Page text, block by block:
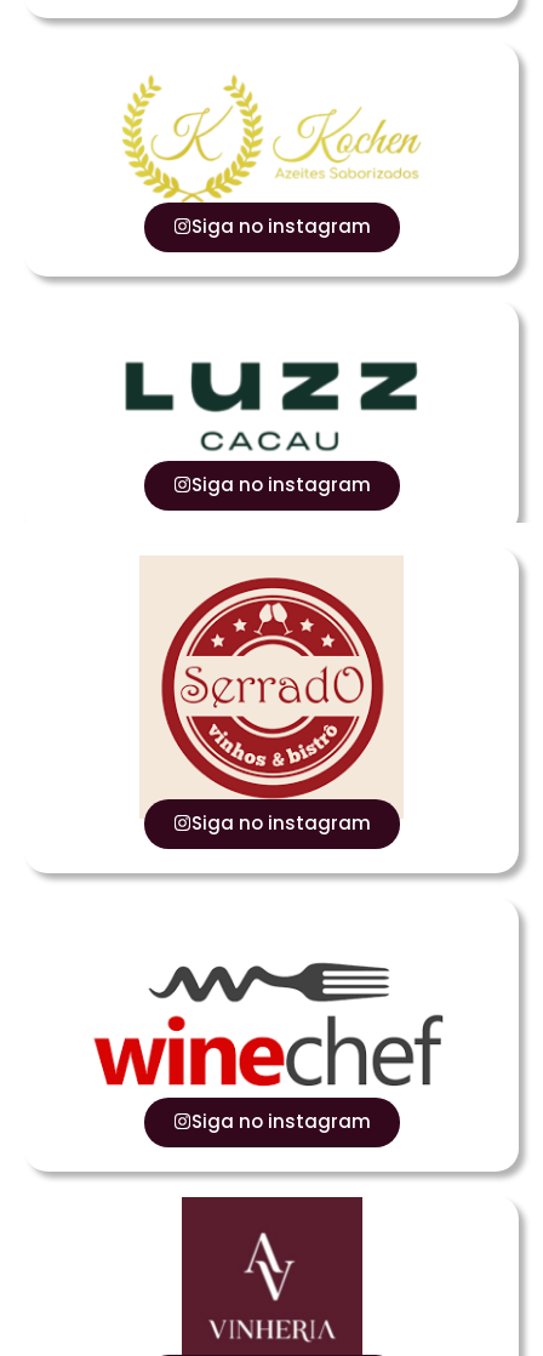
Siga no instagram
Siga no instagram
Siga no instagram
Siga no instagram